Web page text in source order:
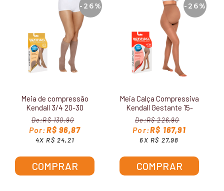
-26%
Meia de compressão
Kendall 3/4 20-30
mmHg sem Ponteira
1881
R$ 130,90
R$ 96,87
4X R$ 24,21
COMPRAR
-26%
Meia Calça Compressiva
Kendall Gestante 15-
20mmHg sem Ponteira
1652
R$ 226,90
R$ 167,91
6X R$ 27,98
COMPRAR